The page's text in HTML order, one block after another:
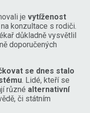
je vytíženost
konzultace s rodiči.
důkladně vysvětlil
doporučených
se dnes stalo
. Lidé, kteří se
různé alternativní
či státním